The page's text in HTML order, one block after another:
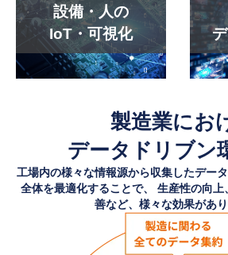
設備・人の
IoT・可視化
製造業にお
データドリブン
工場内の様々な情報源から収集したデー
全体を最適化することで、
生産性の向上
善など、様々な効果があり